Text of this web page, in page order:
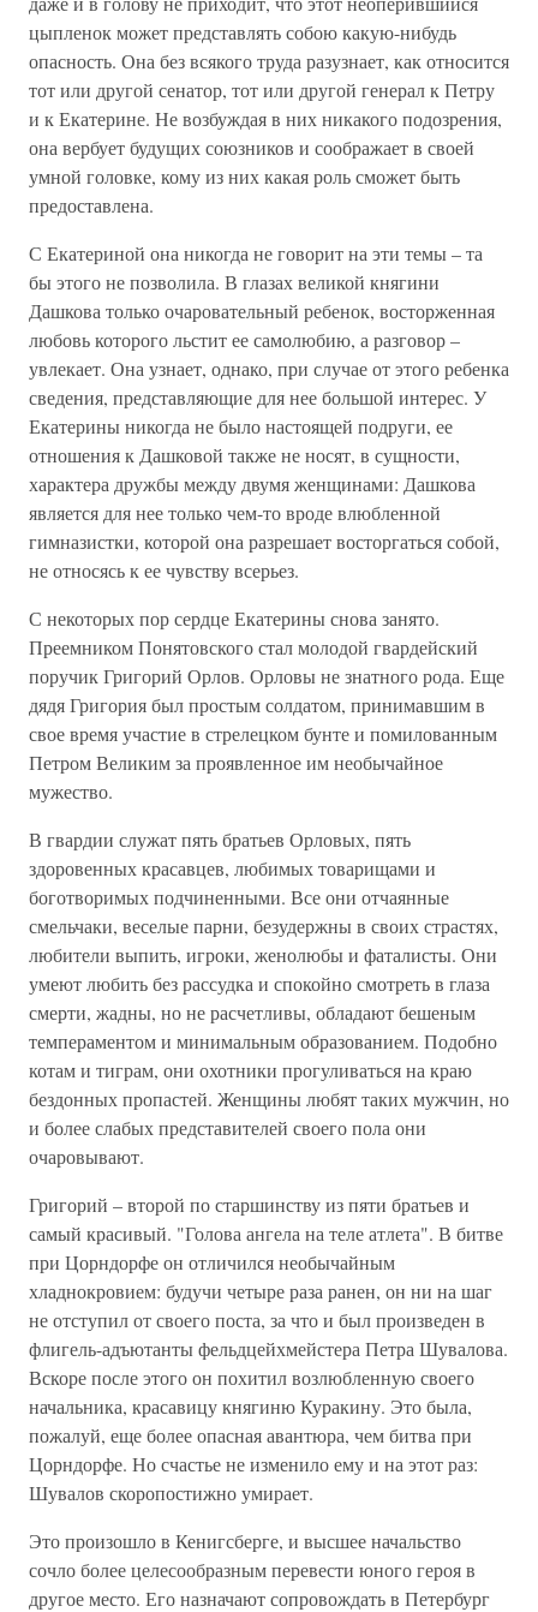
цыпленок может представлять собою какую-нибудь
опасность. Она без всякого труда разузнает, как относится
тот или другой сенатор, тот или другой генерал к Петру
и к Екатерине. Не возбуждая в них никакого подозрения,
она вербует будущих союзников и соображает в своей
умной головке, кому из них какая роль сможет быть
предоставлена.
С Екатериной она никогда не говорит на эти темы – та
бы этого не позволила. В глазах великой княгини
Дашкова только очаровательный ребенок, восторженная
любовь которого льстит ее самолюбию, а разговор –
увлекает. Она узнает, однако, при случае от этого ребенка
сведения, представляющие для нее большой интерес. У
Екатерины никогда не было настоящей подруги, ее
отношения к Дашковой также не носят, в сущности,
характера дружбы между двумя женщинами: Дашкова
является для нее только чем-то вроде влюбленной
гимназистки, которой она разрешает восторгаться собой,
не относясь к ее чувству всерьез.
С некоторых пор сердце Екатерины снова занято.
Преемником Понятовского стал молодой гвардейский
поручик Григорий Орлов. Орловы не знатного рода. Еще
дядя Григория был простым солдатом, принимавшим в
свое время участие в стрелецком бунте и помилованным
Петром Великим за проявленное им необычайное
мужество.
В гвардии служат пять братьев Орловых, пять
здоровенных красавцев, любимых товарищами и
боготворимых подчиненными. Все они отчаянные
смельчаки, веселые парни, безудержны в своих страстях,
любители выпить, игроки, женолюбы и фаталисты. Они
умеют любить без рассудка и спокойно смотреть в глаза
смерти, жадны, но не расчетливы, обладают бешеным
темпераментом и минимальным образованием. Подобно
котам и тиграм, они охотники прогуливаться на краю
бездонных пропастей. Женщины любят таких мужчин, но
и более слабых представителей своего пола они
очаровывают.
Григорий – второй по старшинству из пяти братьев и
самый красивый. "Голова ангела на теле атлета". В битве
при Цорндорфе он отличился необычайным
хладнокровием: будучи четыре раза ранен, он ни на шаг
не отступил от своего поста, за что и был произведен в
флигель-адъютанты фельдцейхмейстера Петра Шувалова.
Вскоре после этого он похитил возлюбленную своего
начальника, красавицу княгиню Куракину. Это была,
пожалуй, еще более опасная авантюра, чем битва при
Цорндорфе. Но счастье не изменило ему и на этот раз:
Шувалов скоропостижно умирает.
Это произошло в Кенигсберге, и высшее начальство
сочло более целесообразным перевести юного героя в
другое место. Его назначают сопровождать в Петербург